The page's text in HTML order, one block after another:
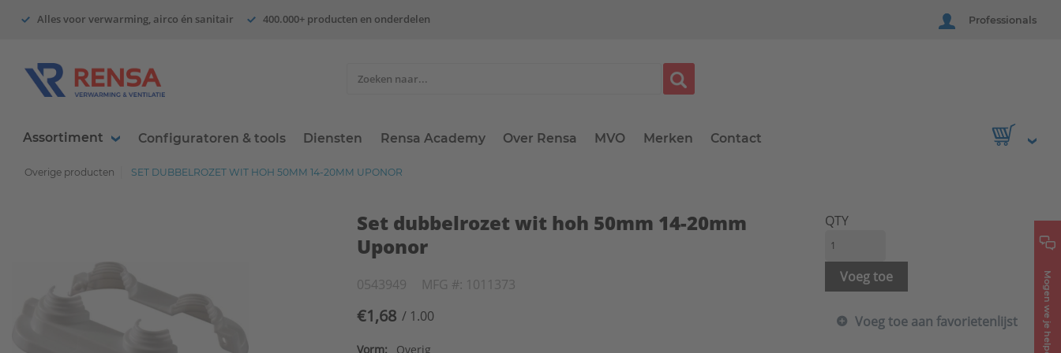
Alles voor verwarming, airco én sanitair 400.000+ producten en onderdelen Professionals
Assortiment Configuratoren & tools Diensten Rensa Academy Over Rensa MVO Merken Contact
Mogen we je helpen?
Overige producten SET DUBBELROZET WIT HOH 50MM 14-20MM UPONOR
Set dubbelrozet wit hoh 50mm 14-20mm
Uponor
0543949 MFG #: 1011373
€1,68 / 1.00
Vorm:
Overig
QTY
Voeg toe
Voeg toe aan favorietenlijst